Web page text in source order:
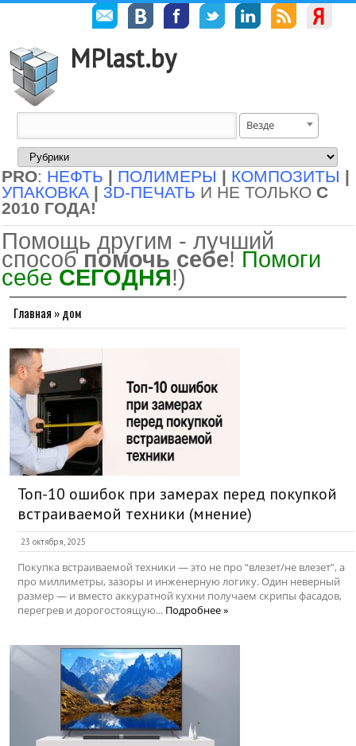
MPlast.by
Везде
PRO: НЕФТЬ | ПОЛИМЕРЫ | КОМПОЗИТЫ |
УПАКОВКА | 3D-ПЕЧАТЬ И НЕ ТОЛЬКО С
2010 ГОДА!
Помощь другим - лучший
способ помочь себе! Помоги
себе СЕГОДНЯ!)
Главная »дом
Топ-10 ошибок при замерах перед покупкой
встраиваемой техники (мнение)
23 октября, 2025
Покупка встраиваемой техники — это не про “влезет/не влезет”, а
про миллиметры, зазоры и инженерную логику. Один неверный
размер — и вместо аккуратной кухни получаем скрипы фасадов,
перегрев и дорогостоящую... Подробнее »